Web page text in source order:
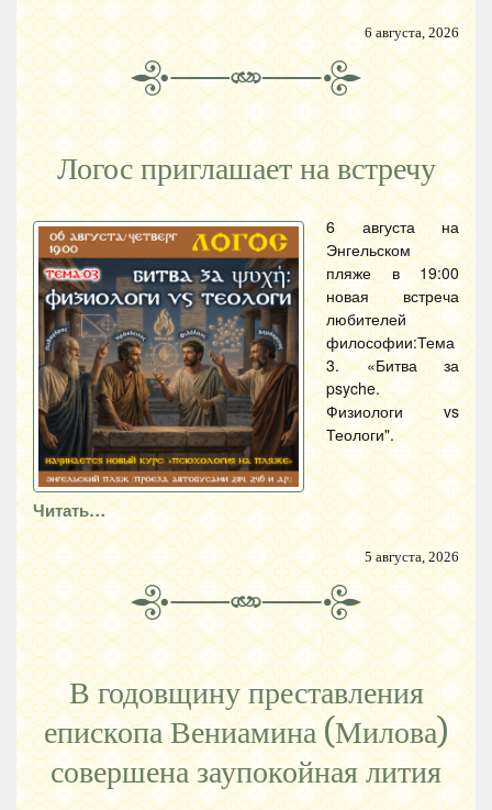
6 августа, 2026
Логос приглашает на встречу
6 августа на
Энгельском
пляже в 19:00
новая встреча
любителей
философии:Тема
3. «Битва за
psyche.
Физиологи vs
Теологи".
Читать…
5 августа, 2026
В годовщину преставления
епископа Вениамина (Милова)
совершена заупокойная лития